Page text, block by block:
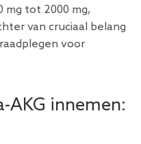
mg tot 2000 mg,
van cruciaal belang
voor
AKG innemen: